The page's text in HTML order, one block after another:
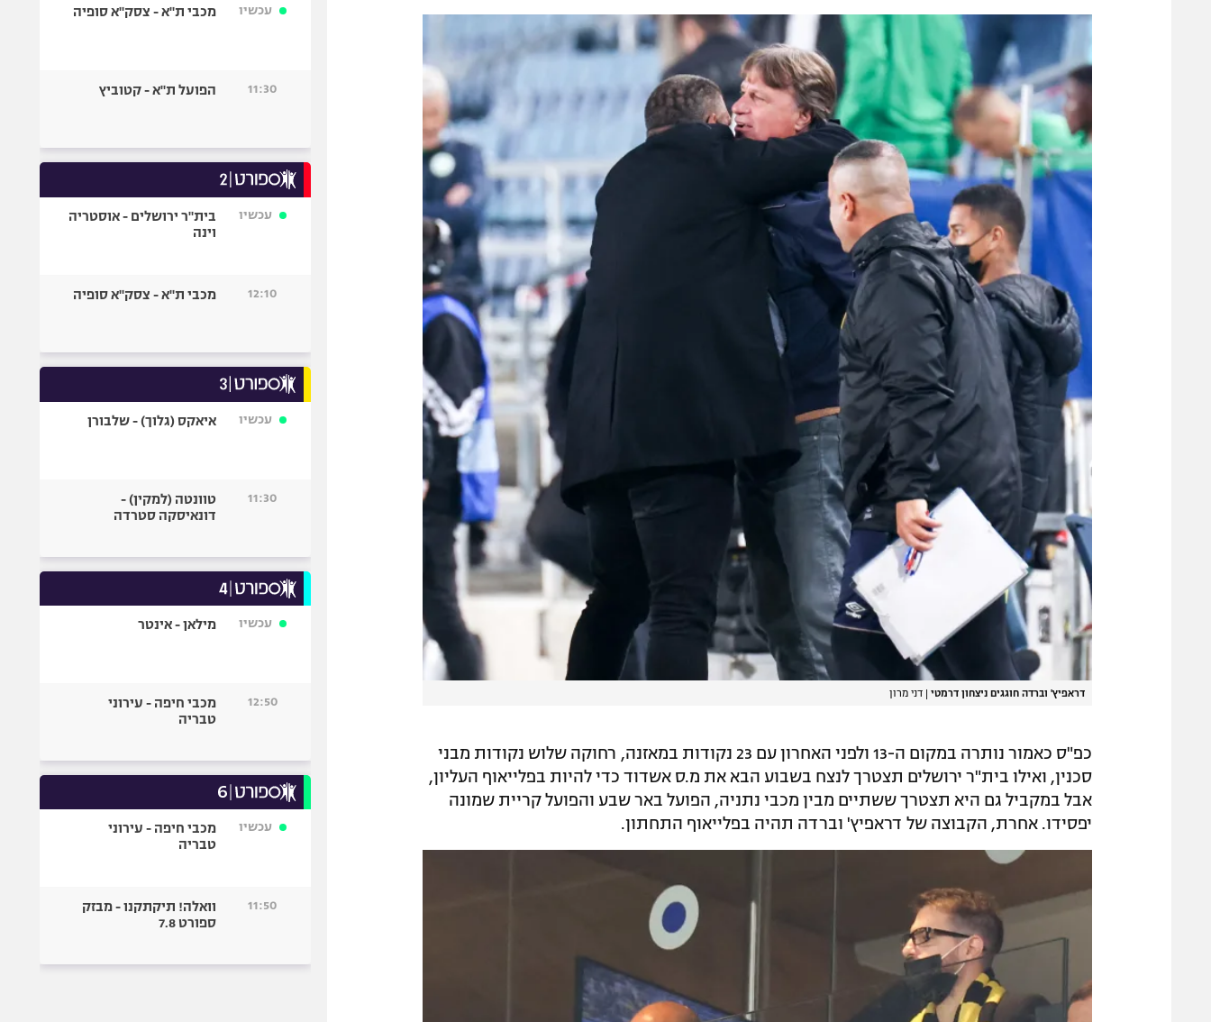
דראפיץ' וברדה חוגגים ניצחון דרמטי | דני מרון
כפ"ס כאמור נותרה במקום ה-13 ולפני האחרון עם 23 נקודות במאזנה, רחוקה שלוש נקודות מבני
סכנין, ואילו בית"ר ירושלים תצטרך לנצח בשבוע הבא את מ.ס אשדוד כדי להיות בפלייאוף העליון,
אבל במקביל גם היא תצטרך ששתיים מבין מכבי נתניה, הפועל באר שבע והפועל קריית שמונה
יפסידו. אחרת, הקבוצה של דראפיץ' וברדה תהיה בפלייאוף התחתון.
עכשיו מכבי ת"א - צסק"א סופיה
11:30 הפועל ת"א - קטוביץ
עכשיו
בית"ר ירושלים - אוסטריה
וינה
12:10 מכבי ת"א - צסק"א סופיה
עכשיו איאקס (גלוך) - שלבורן
11:30
טוונטה (למקין) -
דונאיסקה סטרדה
עכשיו מילאן - אינטר
12:50
מכבי חיפה - עירוני
טבריה
עכשיו
מכבי חיפה - עירוני
טבריה
11:50
וואלה! תיקתקנו - מבזק
ספורט 7.8